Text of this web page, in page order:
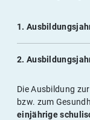
1.
2.
Die Ausbildung
bzw. zum
einjährige